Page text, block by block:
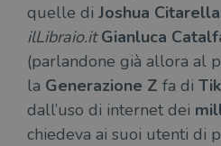
quelle di Joshua Citarella
ilLibraio.it Gianluca
(parlandone già allora al
la Generazione Z fa di
dall’uso di internet dei
chiedeva ai suoi utenti di